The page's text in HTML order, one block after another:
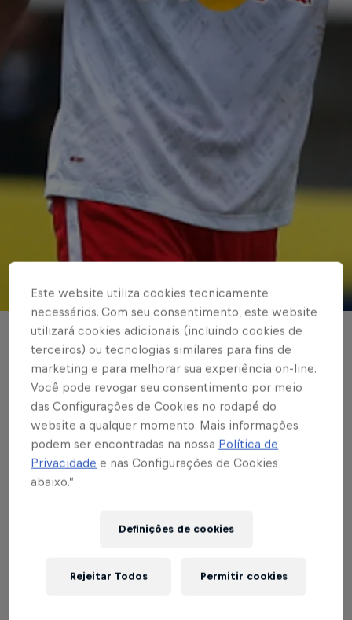
© Red Bull Bragantino
FUTEBOL MASCULINO
Equipe Sub-23 do
Braga visita o XV em
Piracicaba pela Copa
Paulista
Escrito por Rafael Pereira
Este website utiliza cookies tecnicamente
necessários. Com seu consentimento, este website
utilizará cookies adicionais (incluindo cookies de
terceiros) ou tecnologias similares para fins de
marketing e para melhorar sua experiência on-line.
Você pode revogar seu consentimento por meio
das Configurações de Cookies no rodapé do
website a qualquer momento. Mais informações
podem ser encontradas na nossa Política de
Privacidade e nas Configurações de Cookies
abaixo.”
Definições de cookies
Rejeitar Todos Permitir cookies